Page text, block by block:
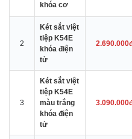
khóa cơ
2
Két sắt việt
tiệp K54E
khóa điện
tử
3
Két sắt việt
tiệp K54E
màu trắng
khóa điện
tử